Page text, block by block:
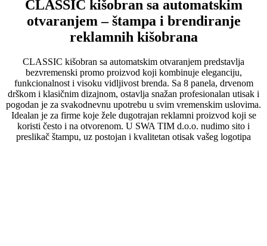
CLASSIC kišobran sa automatskim
otvaranjem – štampa i brendiranje
reklamnih kišobrana
CLASSIC kišobran sa automatskim otvaranjem predstavlja
bezvremenski promo proizvod koji kombinuje eleganciju,
funkcionalnost i visoku vidljivost brenda. Sa 8 panela, drvenom
drškom i klasičnim dizajnom, ostavlja snažan profesionalan utisak i
pogodan je za svakodnevnu upotrebu u svim vremenskim uslovima.
Idealan je za firme koje žele dugotrajan reklamni proizvod koji se
koristi često i na otvorenom. U SWA TIM d.o.o. nudimo sito i
preslikač štampu, uz postojan i kvalitetan otisak vašeg logotipa